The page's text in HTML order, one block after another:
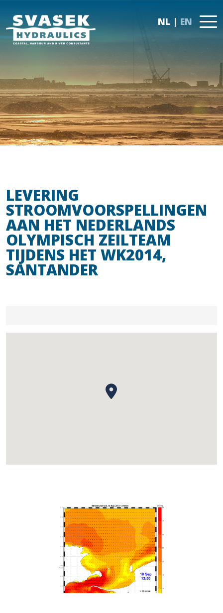
NL EN
LEVERING
STROOMVOORSPELLINGEN
AAN HET NEDERLANDS
OLYMPISCH ZEILTEAM
TIJDENS HET WK2014,
SANTANDER